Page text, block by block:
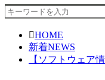
HOME
新着NEWS
【ソフトウェア